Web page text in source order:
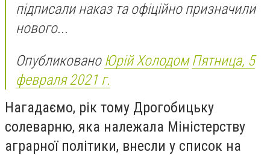
підписали наказ та офіційно призначили
нового...
Опубликовано Юрій Холодом Пятница, 5
февраля 2021 г.
Нагадаємо, рік тому Дрогобицьку
солеварню, яка належала Міністерству
аграрної політики, внесли у список на